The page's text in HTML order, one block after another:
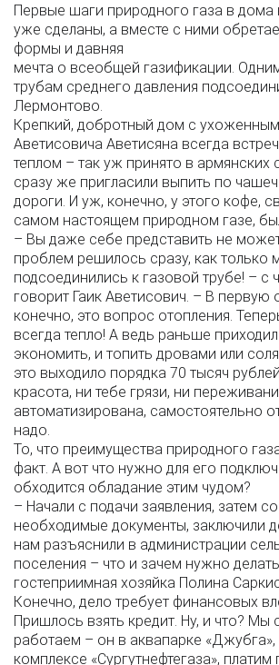
Первые шаги природного газа в дома
уже сделаны, а вместе с ними
формы и давняя
мечта о всеобщей газификации.
трубам среднего давления
Лермонтово.
Крепкий, добротный дом с
Аветисовича Аветисяна всегда
теплом – так уж принято в армянских
сразу же пригласили выпить по
дороги. И уж, конечно, у этого кофе,
самом настоящем природном газе,
– Вы даже себе представить не
проблем решилось сразу, как только
подсоединились к газовой трубе! – с
говорит Гаик Аветисович. – В первую
конечно, это вопрос отопления.
всегда тепло! А ведь раньше
экономить, и топить дровами или
это выходило порядка 70 тысяч
красота, ни тебе грязи, ни
автоматизирована, самостоятельно
надо.
То, что преимущества природного
факт. А вот что нужно для его
обходится обладание этим чудом?
– Начали с подачи заявления, затем
необходимые документы, заключили
нам разъяснили в администрации
поселения – что и зачем нужно
гостеприимная хозяйка Полина
Конечно, дело требует финансовых
Пришлось взять кредит. Ну, и что? Мы
работаем – он в аквапарке
комплексе «Сургутнефтегаза», платим